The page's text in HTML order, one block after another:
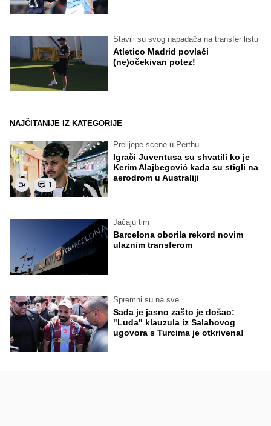
Stavili su svog napadača na transfer listu
Atletico Madrid povlači
(ne)očekivan potez!
NAJČITANIJE IZ KATEGORIJE
1
Prelijepe scene u Perthu
Igrači Juventusa su shvatili ko je
Kerim Alajbegović kada su stigli na
aerodrom u Australiji
Jačaju tim
Barcelona oborila rekord novim
ulaznim transferom
Spremni su na sve
Sada je jasno zašto je došao:
"Luda" klauzula iz Salahovog
ugovora s Turcima je otkrivena!